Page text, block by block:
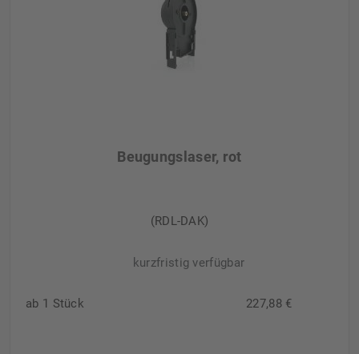
Beugungslaser, rot
(RDL-DAK)
kurzfristig verfügbar
ab 1 Stück 227,88 €